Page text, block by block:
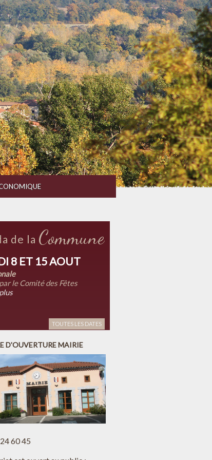
de la Commune
8 ET 15 AOUT
le Comité des Fêtes
TOUTES LES DATES
D'OUVERTURE MAIRIE
60 45